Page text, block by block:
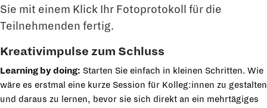
Sie mit einem Klick Ihr Fotoprotokoll für die
Teilnehmenden fertig.
Kreativimpulse zum Schluss
Learning by doing: Starten Sie einfach in kleinen Schritten. Wie
wäre es erstmal eine kurze Session für Kolleg:innen zu gestalten
und daraus zu lernen, bevor sie sich direkt an ein mehrtägiges